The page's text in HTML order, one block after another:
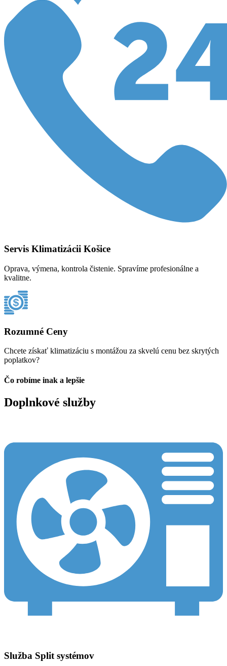
Servis Klimatizácii Košice
Oprava, výmena, kontrola čistenie. Spravíme profesionálne a
kvalitne.
Rozumné Ceny
Chcete získať klimatizáciu s montážou za skvelú cenu bez skrytých
poplatkov?
Čo robíme inak a lepšie
Doplnkové služby
Služba Split systémov